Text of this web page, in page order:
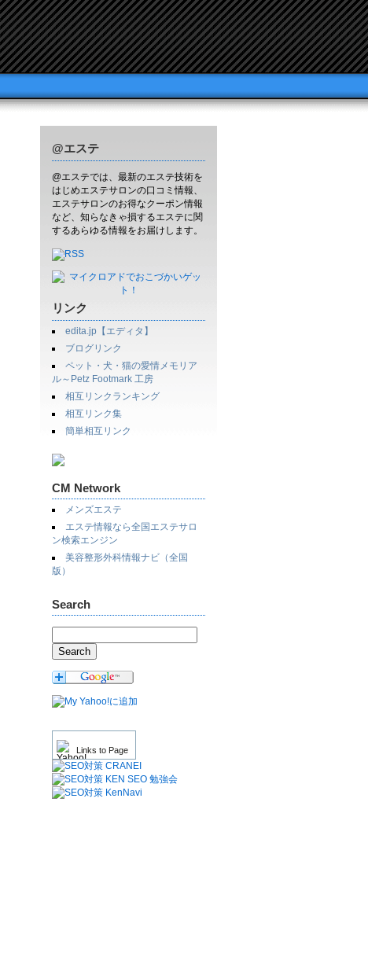
@エステ
@エステでは、最新のエステ技術を
はじめエステサロンの口コミ情報、
エステサロンのお得なクーポン情報
など、知らなきゃ損するエステに関
するあらゆる情報をお届けします。
リンク
edita.jp【エディタ】
ブログリンク
ペット・犬・猫の愛情メモリア
ル～Petz Footmark 工房
相互リンクランキング
相互リンク集
簡単相互リンク
CM Network
メンズエステ
エステ情報なら全国エステサロ
ン検索エンジン
美容整形外科情報ナビ（全国
版）
Search
Links to Page